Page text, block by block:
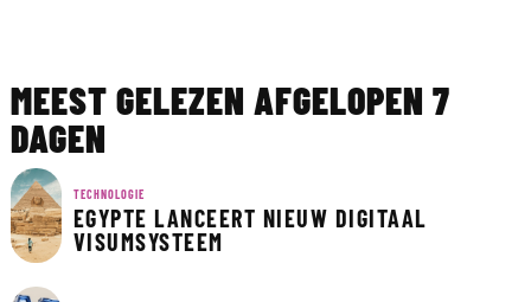
MEEST GELEZEN AFGELOPEN 7
DAGEN
TECHNOLOGIE
EGYPTE LANCEERT NIEUW DIGITAAL
VISUMSYSTEEM